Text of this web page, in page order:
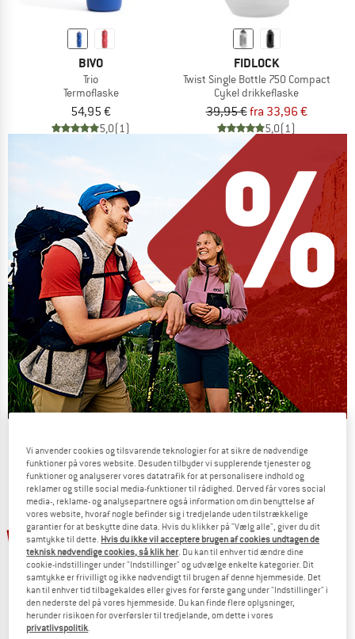
BIVO
Trio
Termoflaske
54,95 €
5,0(1)
FIDLOCK
Twist Single Bottle 750 Compact
Cykel drikkeflaske
39,95 €fra 33,96 €
5,0(1)
phase
NOW UP TO 50% OFF
TO THE SALE
til 25%
Vi anvender cookies og tilsvarende teknologier for at sikre de nødvendige
funktioner på vores website. Desuden tilbyder vi supplerende tjenester og
funktioner og analyserer vores datatrafik for at personalisere indhold og
reklamer og stille social media-funktioner til rådighed. Derved får vores social
media-, reklame- og analysepartnere også information om din benyttelse af
vores website, hvoraf nogle befinder sig i tredjelande uden tilstrækkelige
garantier for at beskytte dine data. Hvis du klikker på "Vælg alle", giver du dit
samtykke til dette. Hvis du ikke vil acceptere brugen af cookies undtagen de
teknisk nødvendige cookies, så klik her. Du kan til enhver tid ændre dine
cookie-indstillinger under "Indstillinger" og udvælge enkelte kategorier. Dit
samtykke er frivilligt og ikke nødvendigt til brugen af denne hjemmeside. Det
kan til enhver tid tilbagekaldes eller gives for første gang under "Indstillinger" i
den nederste del på vores hjemmeside. Du kan finde flere oplysninger,
herunder risikoen for overførsler til tredjelande, om dette i vores
privatlivspolitik.